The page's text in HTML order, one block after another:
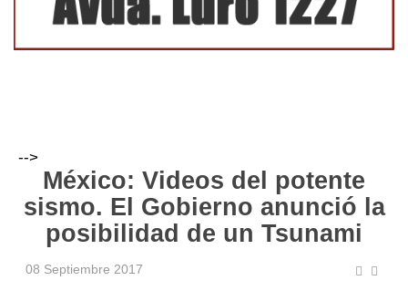
-->
México: Videos del potente
sismo. El Gobierno anunció la
posibilidad de un Tsunami
08 Septiembre 2017